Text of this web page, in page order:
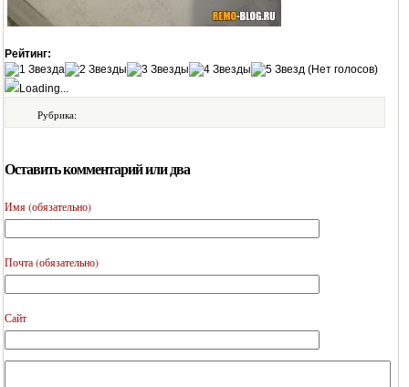
Рейтинг:
(Нет голосов)
Loading...
Рубрика:
Оставить комментарий или два
Имя (обязательно)
Почта (обязательно)
Сайт